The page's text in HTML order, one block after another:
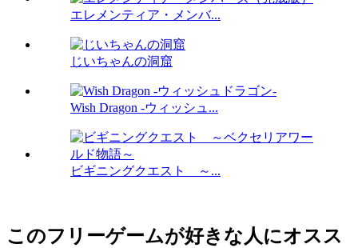
エレメンティア・メンバ...
じいちゃんの洞窟
Wish Dragon -ウィッシュ...
ビギニングクエスト ～...
このフリーゲームが好きな人にオスス